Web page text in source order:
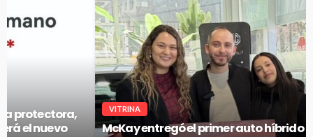
McKay entregó el primer auto híbrido de su gran